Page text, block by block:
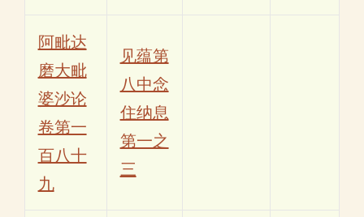
阿毗达
磨大毗
婆沙论
卷第一
百八十
九
见蕴第
八中念
住纳息
第一之
三